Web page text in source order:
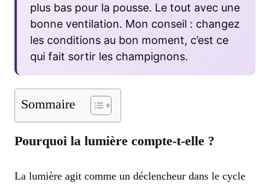
plus bas pour la pousse. Le tout avec une
bonne ventilation. Mon conseil : changez
les conditions au bon moment, c’est ce
qui fait sortir les champignons.
Sommaire
Pourquoi la lumière compte-t-elle ?
La lumière agit comme un déclencheur dans le cycle